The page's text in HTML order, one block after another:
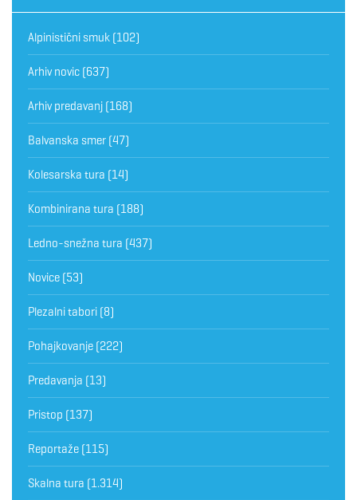
Alpinistični smuk (102)
Arhiv novic (637)
Arhiv predavanj (168)
Balvanska smer (47)
Kolesarska tura (14)
Kombinirana tura (188)
Ledno-snežna tura (437)
Novice (53)
Plezalni tabori (8)
Pohajkovanje (222)
Predavanja (13)
Pristop (137)
Reportaže (115)
Skalna tura (1.314)